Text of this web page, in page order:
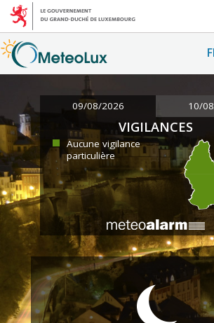
09/08/2026 10/
VIGILANCES
Aucune vigilance
particulière